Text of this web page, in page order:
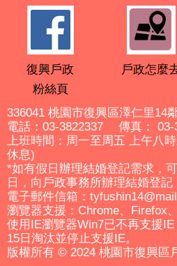
復興戶政
粉絲頁
戶政怎麼
336041 桃園市復興區澤仁里14
電話：03-3822337 傳真： 03-
上班時間：周一至周五 上午八
休息)
*如有假日辦理結婚登記需求，
日，向戶政事務所辦理結婚登記
電子郵件信箱：
瀏覽器支援：Chrome、Firefox
使用IE瀏覽器Win7已不再支援IE
15日淘汰並停止支援IE。
版權所有 © 2024 桃園市復興區